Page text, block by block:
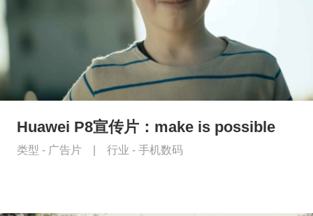
Huawei P8宣传片：make is possible
类型 - 广告片 行业 - 手机数码